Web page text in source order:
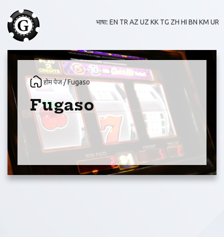
भाषा: EN TR AZ UZ KK TG ZH HI BN KM UR
होम पेज/ Fugaso
Fugaso